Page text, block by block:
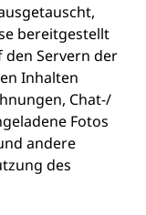
bereitgestellt
den Servern der
Inhalten
Chat-/
Fotos
andere
des